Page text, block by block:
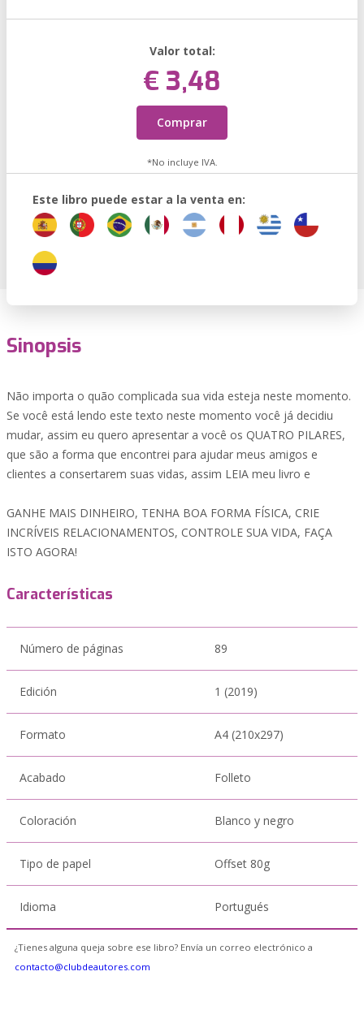
Valor total:
€ 3,48
Comprar
*No incluye IVA.
Este libro puede estar a la venta en:
Sinopsis
Não importa o quão complicada sua vida esteja neste momento.
Se você está lendo este texto neste momento você já decidiu
mudar, assim eu quero apresentar a você os QUATRO PILARES,
que são a forma que encontrei para ajudar meus amigos e
clientes a consertarem suas vidas, assim LEIA meu livro e
GANHE MAIS DINHEIRO, TENHA BOA FORMA FÍSICA, CRIE
INCRÍVEIS RELACIONAMENTOS, CONTROLE SUA VIDA, FAÇA
ISTO AGORA!
Características
Número de páginas 89
Edición 1 (2019)
Formato A4 (210x297)
Acabado Folleto
Coloración Blanco y negro
Tipo de papel Offset 80g
Idioma Portugués
¿Tienes alguna queja sobre ese libro? Envía un correo electrónico a
contacto@clubdeautores.com